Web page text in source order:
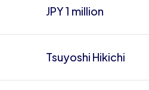
JPY 1 million
Tsuyoshi Hikichi